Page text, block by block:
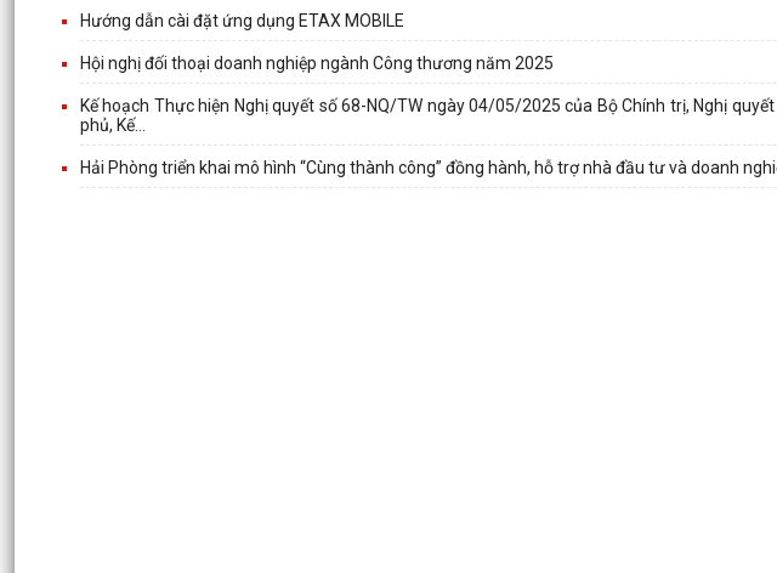
Hướng dẫn cài đặt ứng dụng ETAX MOBILE
Hội nghị đối thoại doanh nghiệp ngành Công thương năm 2025
Kế hoạch Thực hiện Nghị quyết số 68-NQ/TW ngày 04/05/2025 của Bộ Chính trị, Nghị
phủ, Kế...
Hải Phòng triển khai mô hình “Cùng thành công” đồng hành, hỗ trợ nhà đầu tư và doanh